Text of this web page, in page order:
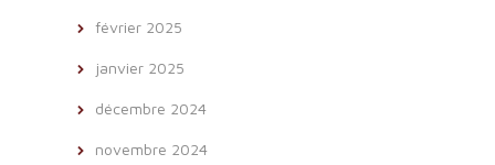
février 2025
janvier 2025
décembre 2024
novembre 2024